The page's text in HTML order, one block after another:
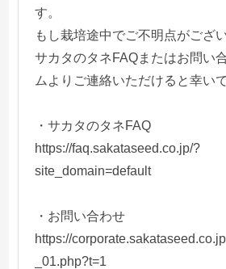
す。
もし栽培途中でご不明点がござ
サカタのタネFAQまたはお問い
ムよりご連絡いただけると幸いで
・サカタのタネFAQ
https://faq.sakataseed.co.jp/?
site_domain=default
・お問い合わせ
https://
_01.php?t=1